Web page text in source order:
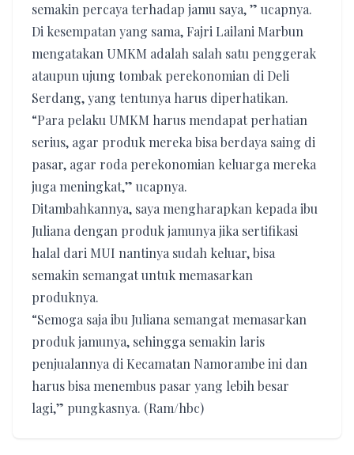
semakin percaya terhadap jamu saya, ” ucapnya.
Di kesempatan yang sama, Fajri Lailani Marbun
mengatakan UMKM adalah salah satu penggerak
ataupun ujung tombak perekonomian di Deli
Serdang, yang tentunya harus diperhatikan.
“Para pelaku UMKM harus mendapat perhatian
serius, agar produk mereka bisa berdaya saing di
pasar, agar roda perekonomian keluarga mereka
juga meningkat,” ucapnya.
Ditambahkannya, saya mengharapkan kepada ibu
Juliana dengan produk jamunya jika sertifikasi
halal dari MUI nantinya sudah keluar, bisa
semakin semangat untuk memasarkan
produknya.
“Semoga saja ibu Juliana semangat memasarkan
produk jamunya, sehingga semakin laris
penjualannya di Kecamatan Namorambe ini dan
harus bisa menembus pasar yang lebih besar
lagi,” pungkasnya. (Ram/hbc)